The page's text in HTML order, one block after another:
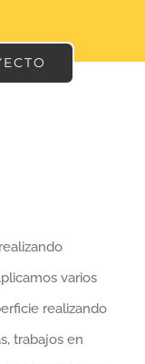
varios
realizando
trabajos en